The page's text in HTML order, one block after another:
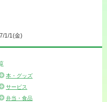
1/1(金)
本・グッズ
サービス
弁当・食品